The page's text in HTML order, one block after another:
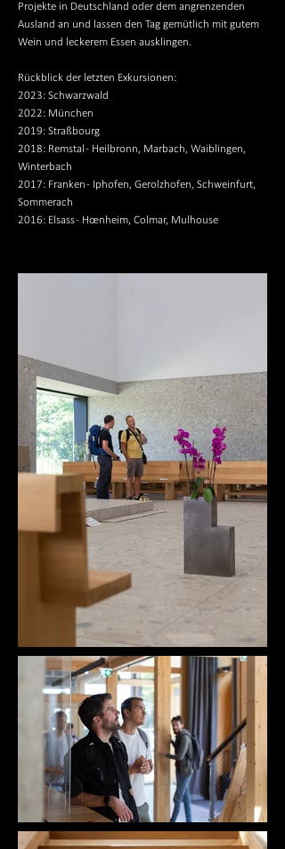
Projekte in Deutschland oder dem angrenzenden
Ausland an und lassen den Tag gemütlich mit gutem
Wein und leckerem Essen ausklingen.
Rückblick der letzten Exkursionen:
2023: Schwarzwald
2022: München
2019: Straßbourg
2018: Remstal - Heilbronn, Marbach, Waiblingen,
Winterbach
2017: Franken - Iphofen, Gerolzhofen, Schweinfurt,
Sommerach
2016: Elsass - Hœnheim, Colmar, Mulhouse